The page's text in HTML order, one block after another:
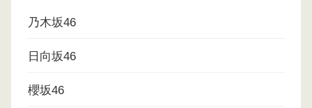
乃木坂46
日向坂46
櫻坂46